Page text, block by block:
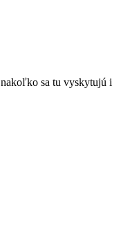
sa tu vyskytujú i